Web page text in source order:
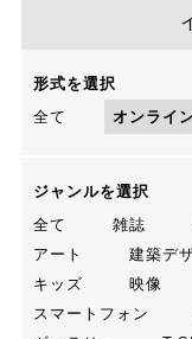
形式を選択
全て
オンライ
ジャンルを選択
全て
雑誌
アート
建築デ
キッズ
映像
スマートフォン